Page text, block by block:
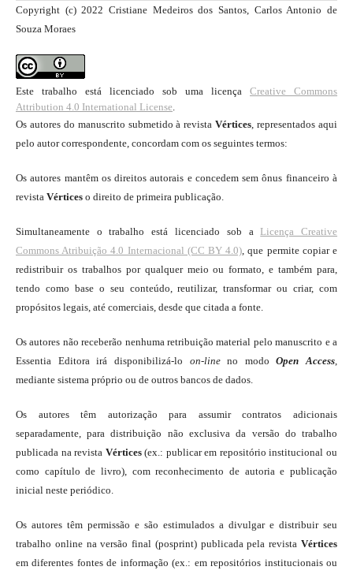
Copyright (c) 2022 Cristiane Medeiros dos Santos, Carlos Antonio de
Souza Moraes
Este trabalho está licenciado sob uma licençaCreative Commons
Attribution 4.0 International License
Os autores do manuscrito submetido à revistaVértices , representados aqui
pelo autor correspondente, concordam com os seguintes termos:
Os autores mantêm os direitos autorais e concedem sem ônus financeiro à
revista Vértices o direito de primeira publicação.
Simultaneamente o trabalho está licenciado sob a Licença Creative
Commons Atribuição 4.0 Internacional (CC BY 4.0) , que permite copiar e
redistribuir os trabalhos por qualquer meio ou formato, e também para,
tendo como base o seu conteúdo, reutilizar, transformar ou criar, com
propósitos legais, até comerciais, desde que citada a fonte.
Os autores não receberão nenhuma retribuição material pelo manuscrito e a
Essentia Editora irá disponibilizá-lo on-lineno modoOpen Access
mediante sistema próprio ou de outros bancos de dados.
Os autores têm autorização para assumir contratos adicionais
separadamente, para distribuição não exclusiva da versão do trabalho
publicada na revista Vértices(ex.: publicar em repositório institucional ou
como capítulo de livro), com reconhecimento de autoria e publicação
inicial neste periódico.
Os autores têm permissão e são estimulados a divulgar e distribuir seu
trabalho online na versão final (posprint) publicada pela revistaVértices
em diferentes fontes de informação (ex.: em repositórios institucionais ou